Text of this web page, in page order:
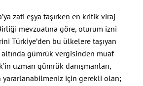
zati eşya taşırken en kritik viraj
mevzuatına göre, oturum izni
Türkiye’den bu ülkelere taşıyan
gümrük vergisinden muaf
uzman gümrük danışmanları,
yararlanabilmeniz için gerekli olan;